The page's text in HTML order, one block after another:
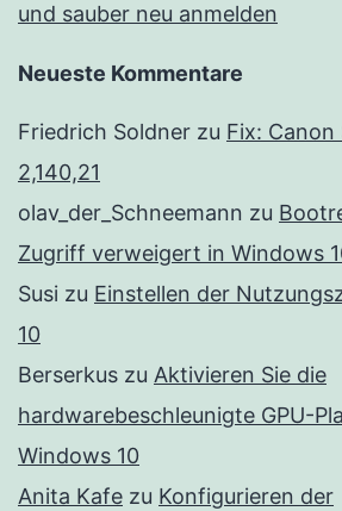
und sauber neu anmelden
Neueste Kommentare
Friedrich Soldner zu Fix: Canon
2,140,21
olav_der_Schneemann zu
Zugriff verweigert in Windows
Susi zu Einstellen der
10
Berserkus zu Aktivieren Sie die
hardwarebeschleunigte GPU-
Windows 10
Anita Kafe zu Konfigurieren der